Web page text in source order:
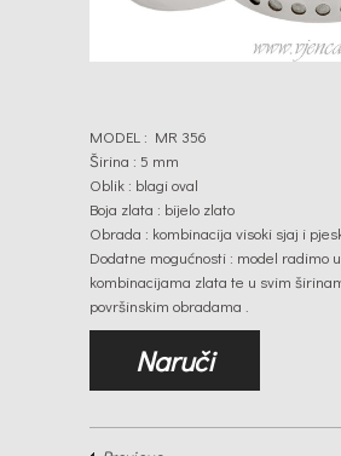
MODEL : MR 356
Širina : 5 mm
Oblik : blagi oval
Boja zlata : bijelo zlato
Obrada : kombinacija visoki sjaj i
Dodatne mogućnosti : model radimo
kombinacijama zlata te u svim
površinskim obradama .
Naruči